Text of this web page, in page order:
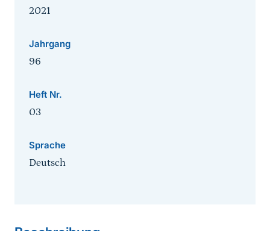
2021
Jahrgang
96
Heft Nr.
03
Sprache
Deutsch